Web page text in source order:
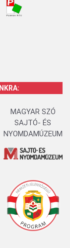
MAGYAR SZÓ
SAJTÓ- ÉS
NYOMDAMÚZEUM